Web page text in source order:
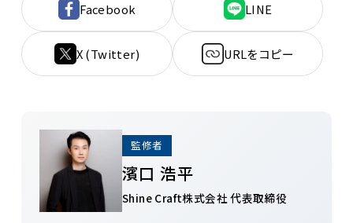
Facebook LINE
X (Twitter) URLをコピー
監修者
濱口 浩平
Shine Craft株式会社 代表取締役